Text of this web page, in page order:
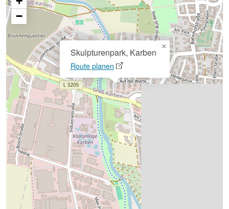
Skulpturenpark, Karben
Route planen
×
−